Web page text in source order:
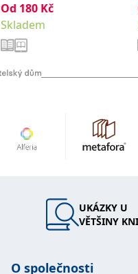
Od 180 Kč
Skladem
UKÁZKY U
VĚTŠINY
O společnosti